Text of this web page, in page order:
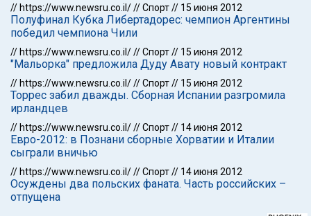
// https://www.newsru.co.il///Спорт// 15 июня 2012
Полуфинал Кубка Либертадорес: чемпион Аргентины
победил чемпиона Чили
// https://www.newsru.co.il///Спорт// 15 июня 2012
"Мальорка" предложила Дуду Авату новый контракт
// https://www.newsru.co.il///Спорт// 15 июня 2012
Торрес забил дважды. Сборная Испании разгромила
ирландцев
// https://www.newsru.co.il///Спорт// 14 июня 2012
Евро-2012: в Познани сборные Хорватии и Италии
сыграли вничью
// https://www.newsru.co.il///Спорт// 14 июня 2012
Осуждены два польских фаната. Часть российских –
отпущена